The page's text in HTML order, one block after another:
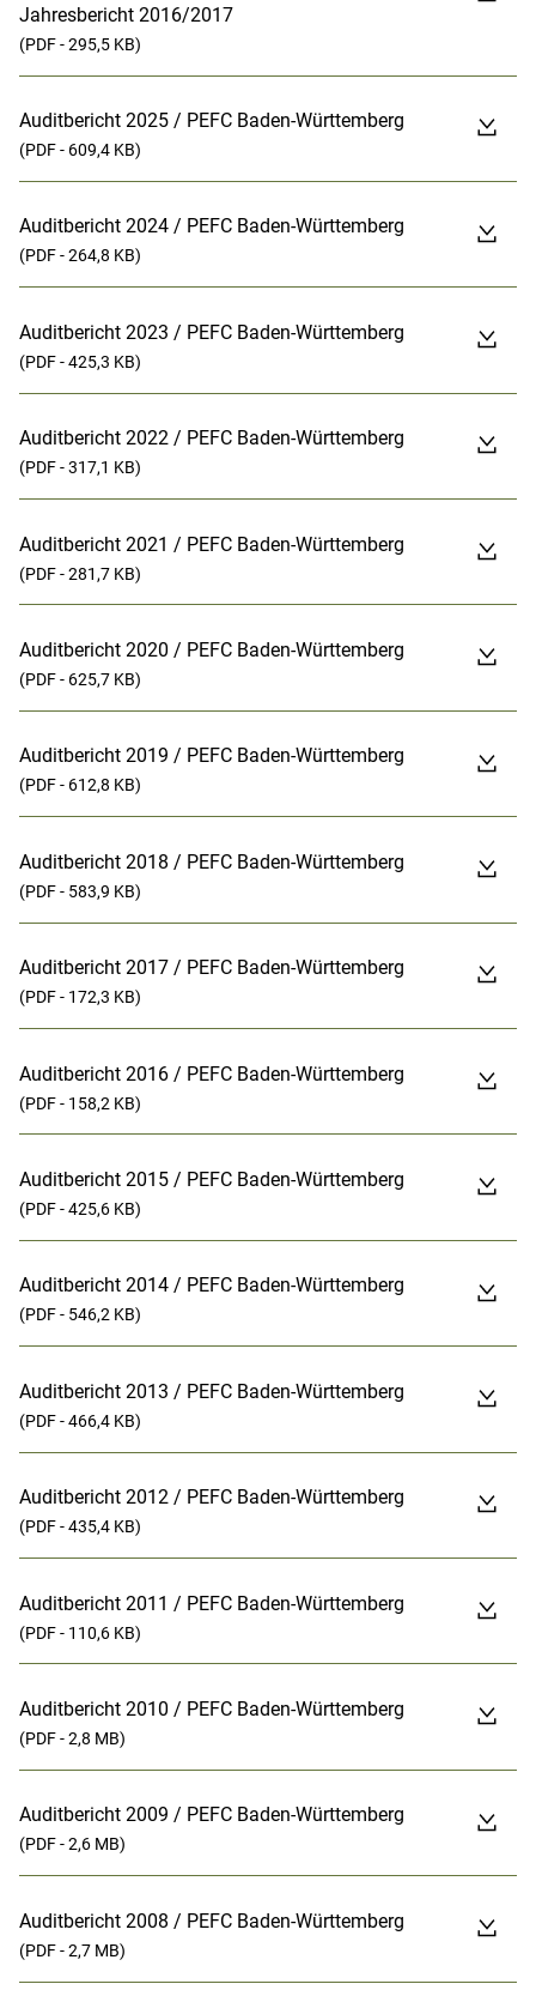
Jahresbericht 2016/2017
(PDF - 295,5 KB)
Auditbericht 2025 / PEFC Baden-Württemberg
(PDF - 609,4 KB)
Auditbericht 2024 / PEFC Baden-Württemberg
(PDF - 264,8 KB)
Auditbericht 2023 / PEFC Baden-Württemberg
(PDF - 425,3 KB)
Auditbericht 2022 / PEFC Baden-Württemberg
(PDF - 317,1 KB)
Auditbericht 2021 / PEFC Baden-Württemberg
(PDF - 281,7 KB)
Auditbericht 2020 / PEFC Baden-Württemberg
(PDF - 625,7 KB)
Auditbericht 2019 / PEFC Baden-Württemberg
(PDF - 612,8 KB)
Auditbericht 2018 / PEFC Baden-Württemberg
(PDF - 583,9 KB)
Auditbericht 2017 / PEFC Baden-Württemberg
(PDF - 172,3 KB)
Auditbericht 2016 / PEFC Baden-Württemberg
(PDF - 158,2 KB)
Auditbericht 2015 / PEFC Baden-Württemberg
(PDF - 425,6 KB)
Auditbericht 2014 / PEFC Baden-Württemberg
(PDF - 546,2 KB)
Auditbericht 2013 / PEFC Baden-Württemberg
(PDF - 466,4 KB)
Auditbericht 2012 / PEFC Baden-Württemberg
(PDF - 435,4 KB)
Auditbericht 2011 / PEFC Baden-Württemberg
(PDF - 110,6 KB)
Auditbericht 2010 / PEFC Baden-Württemberg
(PDF - 2,8 MB)
Auditbericht 2009 / PEFC Baden-Württemberg
(PDF - 2,6 MB)
Auditbericht 2008 / PEFC Baden-Württemberg
(PDF - 2,7 MB)